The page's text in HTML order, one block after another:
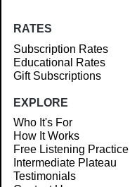
RATES
Subscription Rates
Educational Rates
Gift Subscriptions
EXPLORE
Who It's For
How It Works
Free Listening Practice
Intermediate Plateau
Testimonials